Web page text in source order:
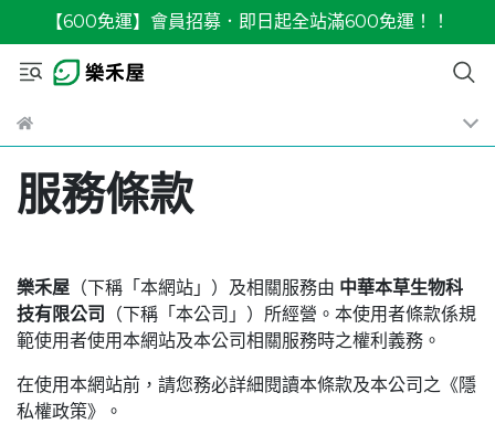
【600免運】會員招募．即日起全站滿600免運！！
服務條款
樂禾屋 （下稱「本網站」）及相關服務由 中華本草生物科
技有限公司
（下稱「本公司」）所經營。本使用者條款係規
範使用者使用本網站及本公司相關服務時之權利義務。
在使用本網站前，請您務必詳細閱讀本條款及本公司之《隱
私權政策》。